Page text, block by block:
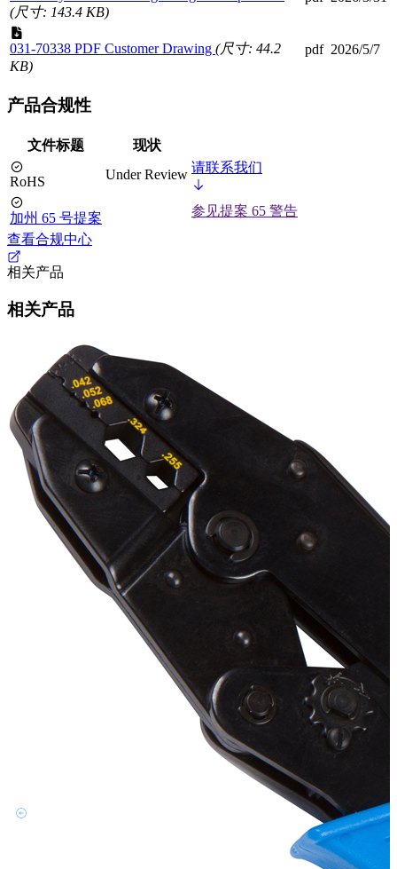
(尺寸: 143.4 KB)
031-70338 PDF Customer Drawing (尺寸: 44.2
KB)
pdf 2026/5/7
产品合规性
文件标题 现状
RoHS Under Review 请联系我们
加州 65 号提案
参见提案 65 警告
查看合规中心
相关产品
相关产品